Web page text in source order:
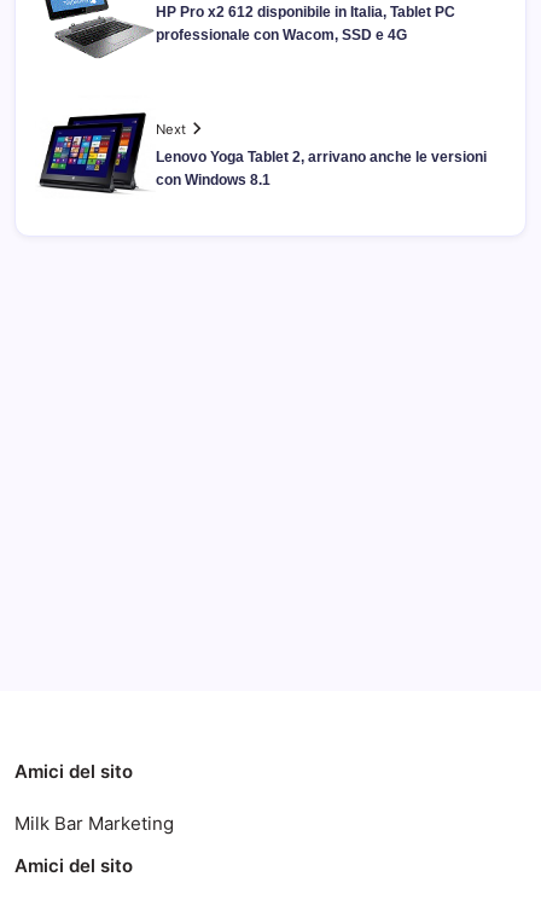
HP Pro x2 612 disponibile in Italia, Tablet PC
professionale con Wacom, SSD e 4G
Next
Lenovo Yoga Tablet 2, arrivano anche le versioni
con Windows 8.1
Amici del sito
Milk Bar Marketing
Amici del sito